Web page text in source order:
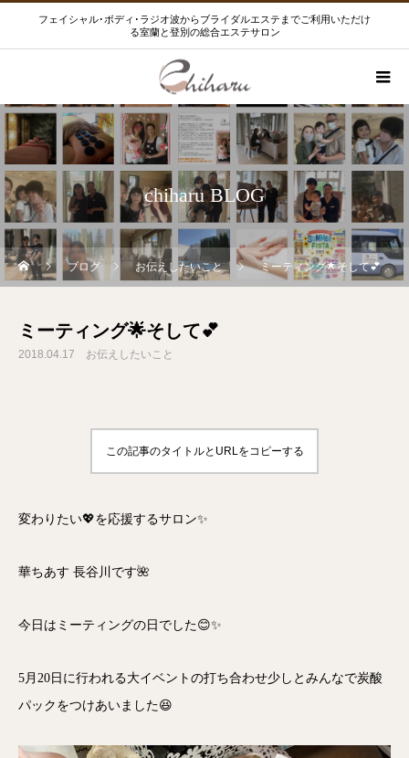
フェイシャル･ボディ･ラジオ波からブライダルエステまでご利用いただけ
る室蘭と登別の総合エステサロン
chiharu BLOG
ブログ お伝えしたいこと ミーティング🌟そして💕
ミーティング🌟そして💕
2018.04.17 お伝えしたいこと
この記事のタイトルとURLをコピーする
変わりたい💖を応援するサロン✨
華ちあす 長谷川です🌺
今日はミーティングの日でした😊✨
5月20日に行われる大イベントの打ち合わせ少しとみんなで炭酸
パックをつけあいました😆